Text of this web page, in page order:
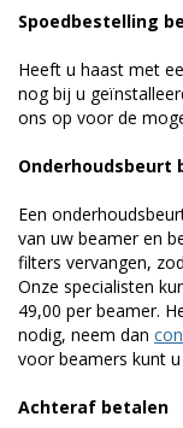
Spoedbestelling
Heeft u haast met
nog bij u
ons op voor de
Onderhoudsbeurt
Een
van uw beamer en
filters vervangen,
Onze specialisten
49,00 per beamer.
nodig, neem dan
voor beamers kunt
Achteraf betalen